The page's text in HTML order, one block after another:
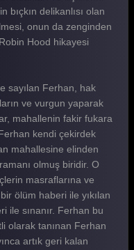
bıçkın delikanlısı olan
onun da zenginden
Hood hikayesi
sayılan Ferhan, hak
ve vurgun yaparak
mahallenin fakir fukara
kendi çekirdek
mahallesine elinden
olmuş biridir. O
masraflarına ve
ölüm haberi ile yıkılan
ile sınanır. Ferhan bu
olarak tanınan Ferhan
artık geri kalan